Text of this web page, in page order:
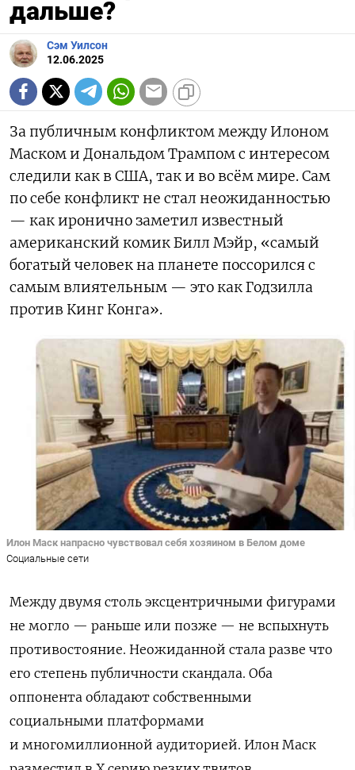
дальше?
Сэм Уилсон
12.06.2025
За публичным конфликтом между Илоном
Маском и Дональдом Трампом с интересом
следили как в США, так и во всём мире. Сам
по себе конфликт не стал неожиданностью
— как иронично заметил известный
американский комик Билл Мэйр, «самый
богатый человек на планете поссорился с
самым влиятельным — это как Годзилла
против Кинг Конга».
Илон Маск напрасно чувствовал себя хозяином в Белом доме
Социальные сети
Между двумя столь эксцентричными фигурами
не могло — раньше или позже — не вспыхнуть
противостояние. Неожиданной стала разве что
его степень публичности скандала. Оба
оппонента обладают собственными
социальными платформами
и многомиллионной аудиторией. Илон Маск